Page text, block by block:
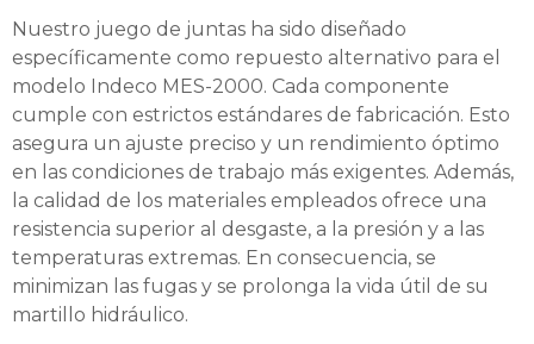
Nuestro juego de juntas ha sido diseñado
específicamente como repuesto alternativo para el
modelo Indeco MES-2000. Cada componente
cumple con estrictos estándares de fabricación. Esto
asegura un ajuste preciso y un rendimiento óptimo
en las condiciones de trabajo más exigentes. Además,
la calidad de los materiales empleados ofrece una
resistencia superior al desgaste, a la presión y a las
temperaturas extremas. En consecuencia, se
minimizan las fugas y se prolonga la vida útil de su
martillo hidráulico.